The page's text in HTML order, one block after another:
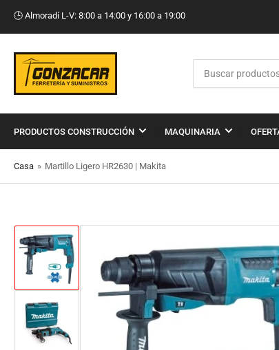
🕒​ Almoradí L-V: 8:00 a 14:00 y 16:00 a 19:00
productos
PRODUCTOS CONSTRUCCIÓN MAQUINARIA
Casa » Martillo Ligero HR2630 | Makita
Cargar
imagen
1
en
la
vista
de
galería
Cargar
imagen